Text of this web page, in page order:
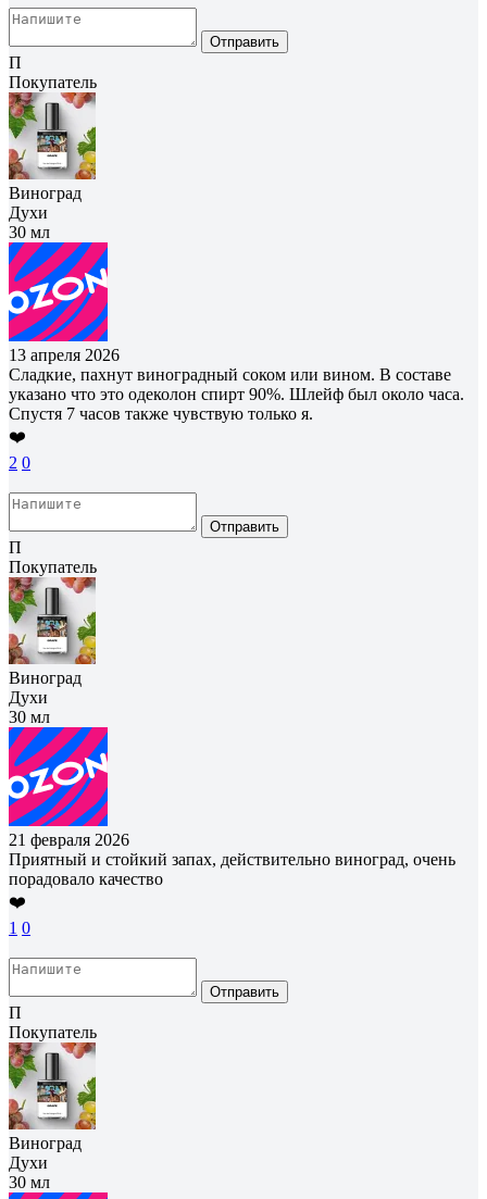
Отправить
П
Покупатель
Виноград
Духи
30 мл
13 апреля 2026
Сладкие, пахнут виноградный соком или вином. В составе
указано что это одеколон спирт 90%. Шлейф был около часа.
Спустя 7 часов также чувствую только я.
❤️
2 0
Отправить
П
Покупатель
Виноград
Духи
30 мл
21 февраля 2026
Приятный и стойкий запах, действительно виноград, очень
порадовало качество
❤️
1 0
Отправить
П
Покупатель
Виноград
Духи
30 мл